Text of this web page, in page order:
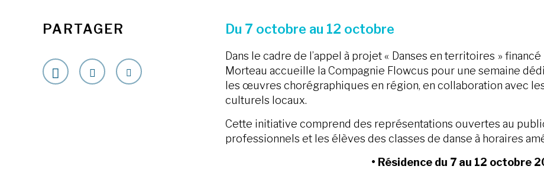
PARTAGER Du 7 octobre au 12 octobre
Dans le cadre de l’appel à projet « Danses en territoires »
Morteau accueille la Compagnie Flowcus pour une semaine
les œuvres chorégraphiques en région, en collaboration avec
culturels locaux.
Cette initiative comprend des représentations ouvertes au
professionnels et les élèves des classes de danse à horaires
• Résidence du 7 au 12 octobre